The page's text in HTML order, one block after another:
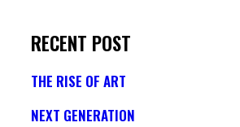
RECENT POST
THE RISE OF ART
NEXT GENERATION